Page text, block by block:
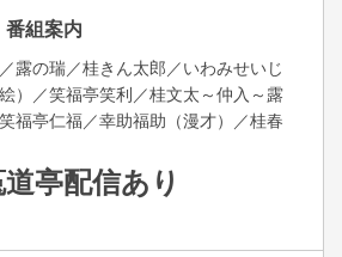
番組案内
露の瑞／桂きん太郎／いわみせいじ
絵）／笑福亭笑利／桂文太～仲入～露
福亭仁福／幸助福助（漫才）／桂春
亭配信あり